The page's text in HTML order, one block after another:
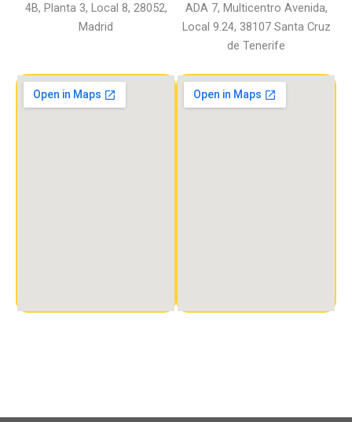
4B, Planta 3, Local 8, 28052,
Madrid
ADA 7, Multicentro Avenida,
Local 9.24, 38107 Santa Cruz
de Tenerife